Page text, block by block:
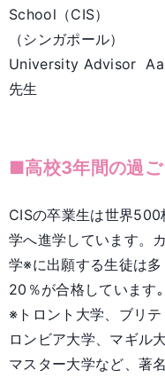
School（CIS）
（シンガポール）
University Advisor
先生
■高校3年間の過ご
CISの卒業生は世界500
学へ進学しています。
学※に出願する生徒は多
20％が合格しています｡
※トロント大学、ブリテ
ロンビア大学、マギル
マスター大学など、著